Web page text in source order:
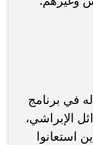
في برنامج
الإبراشي،
استعانوا